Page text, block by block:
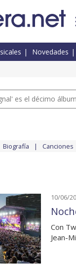
Novedades
es el décimo
Biografía Canciones
10/06/
Con
Jean-